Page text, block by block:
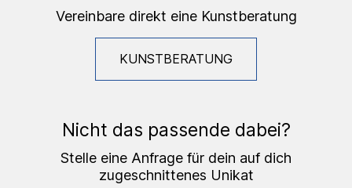
Vereinbare direkt eine Kunstberatung
KUNSTBERATUNG
Nicht das passende dabei?
Stelle eine Anfrage für dein auf dich
zugeschnittenes Unikat